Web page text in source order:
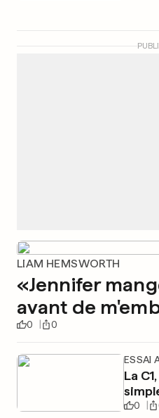
LIAM HEMSWORTH
«Jennifer
avant de
0 0
ESSAI
La
0